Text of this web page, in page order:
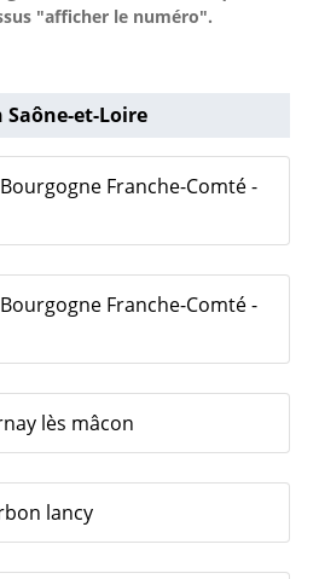
"afficher le numéro".
et-Loire
Franche-Comté -
Franche-Comté -
lès mâcon
lancy